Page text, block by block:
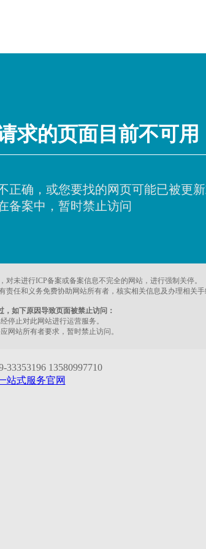
求的页面目前不可用
正确，或您要找的网页可能已被更
备案中，暂时禁止访问
对未进行ICP备案或备案信息不完全的网站，进行强制关停。
责任和义务免费协助网站所有者，核实相关信息及办理相关手
如下原因导致页面被禁止访问：
停止对此网站进行运营服务。
网站所有者要求，暂时禁止访问。
13580997710
站式服务官网